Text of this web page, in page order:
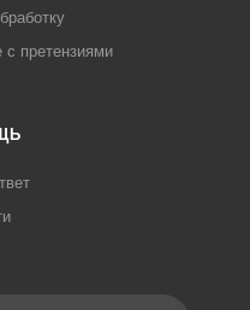
с претензиями